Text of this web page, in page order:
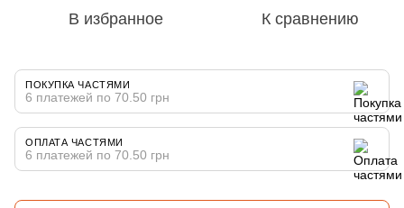
В избранное К сравнению
ПОКУПКА ЧАСТЯМИ
6 платежей по 70.50 грн
ОПЛАТА ЧАСТЯМИ
6 платежей по 70.50 грн